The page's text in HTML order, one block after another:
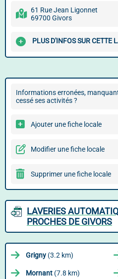
61 Rue Jean Ligonnet
69700 Givors
PLUS D'INFOS SUR CETTE
Informations erronées,
cessé ses activités ?
Ajouter une fiche locale
Modifier une fiche locale
Supprimer une fiche locale
LAVERIES
PROCHES DE GIVORS
Grigny (3.2 km)
Mornant (7.8 km)